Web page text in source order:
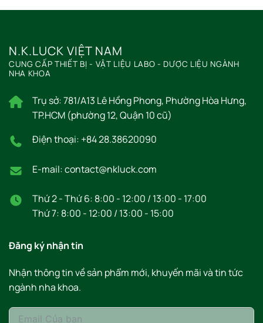
N.K.LUCK VIỆT NAM
CUNG CẤP THIẾT BỊ - VẬT LIỆU LABO - DƯỢC LIỆU NGÀNH
NHA KHOA
Trụ sở: 781/A13 Lê Hồng Phong, Phường Hòa Hưng,
TP.HCM (phường 12, Quận 10 cũ)
Điện thoại: +84 28.38620090
E-mail: contact@nkluck.com
Thứ 2 - Thứ 6: 8:00 - 12:00 / 13:00 - 17:00
Thứ 7: 8:00 - 12:00 / 13:00 - 15:00
Đăng ký nhận tin
Nhận thông tin về sản phẩm mới, khuyến mãi và tin tức
ngành nha khoa.